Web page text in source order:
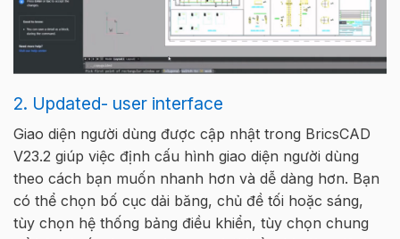
2. Updated- user interface
Giao diện người dùng được cập nhật trong BricsCAD
V23.2 giúp việc định cấu hình giao diện người dùng
theo cách bạn muốn nhanh hơn và dễ dàng hơn. Bạn
có thể chọn bố cục dải băng, chủ đề tối hoặc sáng,
tùy chọn hệ thống bảng điều khiển, tùy chọn chung